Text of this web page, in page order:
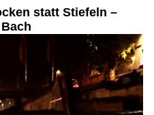
statt Stiefeln –